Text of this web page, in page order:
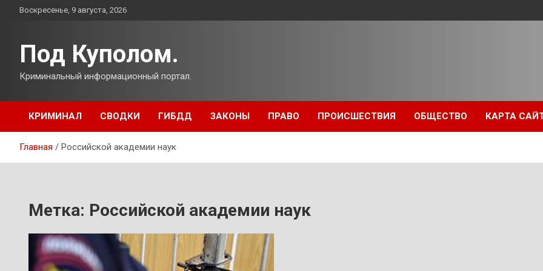
ПерейтиВоскресенье, 9 августа, 2026
Под Куполом.
Криминальный информационный портал.
КРИМИНАЛ СВОДКИ ГИБДД ЗАКОНЫ ПРАВО ПРОИСШЕСТВИЯ ОБЩЕСТВО КАРТА
Главная Российской академии наук
Метка: Российской академии наук